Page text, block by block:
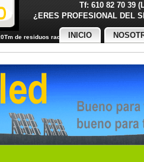
Tf: 610 82 70 39
¿ERES PROFESIONAL
de residuos radiactivos
INICIO